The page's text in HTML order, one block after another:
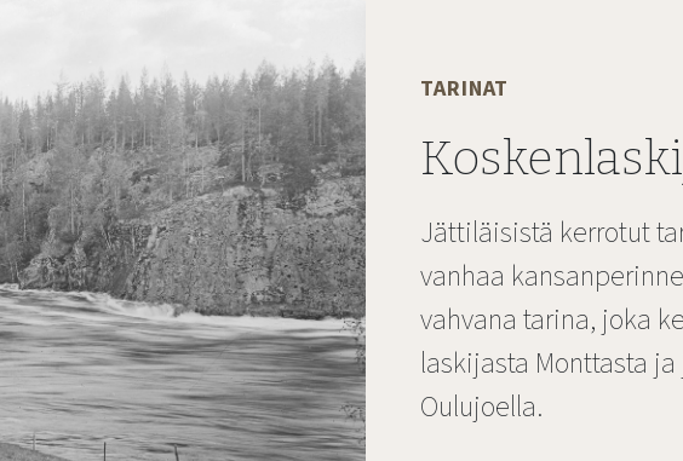
TARINAT
Jättiläisistä kerrotut
vanhaa
vahvana tarina, joka
laskijasta Monttasta
Oulujoella.